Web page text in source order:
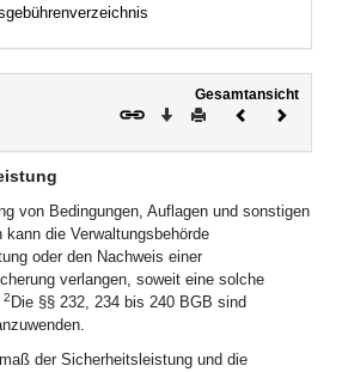
Gesamtansicht
Download
DruckenVorheriges
von Bedingungen, Auflagen und sonstigen
kann die Verwaltungsbehörde
oder den Nachweis einer
verlangen, soweit eine solche
2 Die §§ 232, 234 bis 240 BGB sind
der Sicherheitsleistung und die